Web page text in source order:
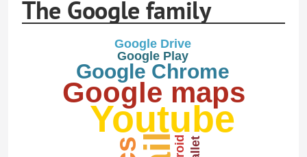
The Google family
Youtube
Google maps
Google Chrome
Google Play
Google Drive